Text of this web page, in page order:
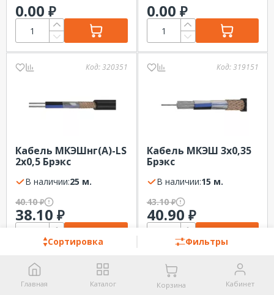
Сортировка Фильтры
0.00 ₽ 0.00 ₽
Код:320351
Кабель МКЭШнг(А)-LS
2х0,5 Брэкс
В наличии:
25 м.
40.10₽
38.10 ₽
Код:319151
Кабель МКЭШ 3х0,35
Брэкс
В наличии:
15 м.
43.10₽
40.90 ₽
Код:434682 317481
Главная Каталог Корзина Кабинет